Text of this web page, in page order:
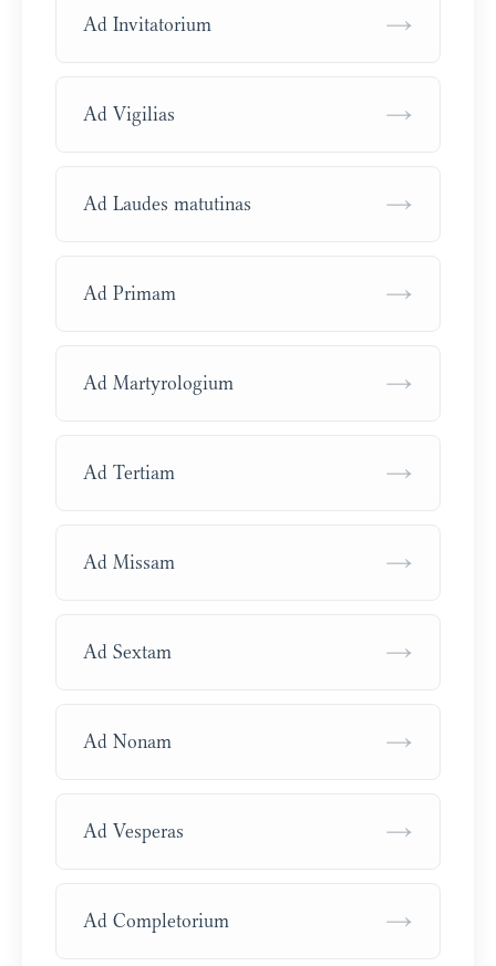
Ad Invitatorium →
Ad Vigilias →
Ad Laudes matutinas →
Ad Primam →
Ad Martyrologium →
Ad Tertiam →
Ad Missam →
Ad Sextam →
Ad Nonam →
Ad Vesperas →
Ad Completorium →